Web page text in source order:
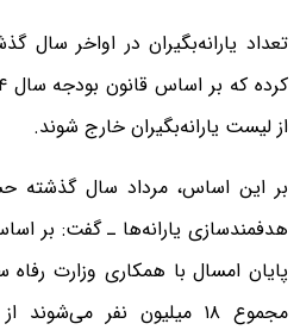
تعداد یارانه‌بگیران در اواخر سال
از لیست یارانه‌بگیران خارج شوند.
بر این اساس، مرداد سال گذشته
هدفمندسازی یارانه‌ها ـ گفت: بر
پایان امسال با همکاری وزارت
مجموع ۱۸ میلیون نفر